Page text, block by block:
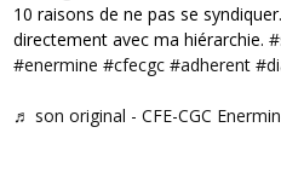
10 raisons de ne pas se
directement avec ma hiérarchie.
#enermine #cfecgc #adherent
♬ son original - CFE-CGC